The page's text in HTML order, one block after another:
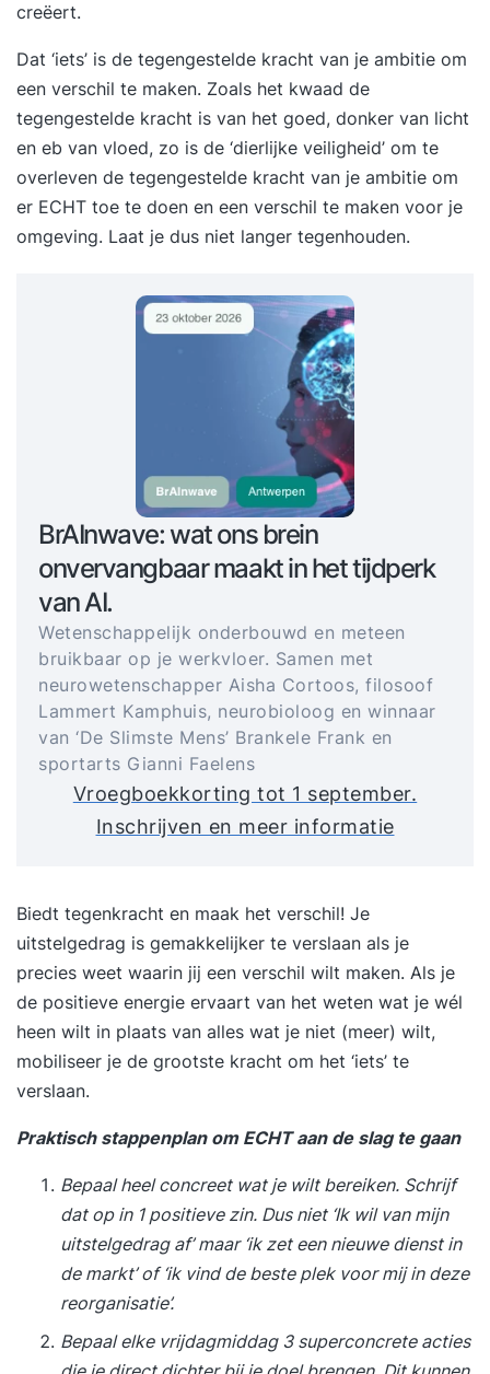
creëert.
Dat ‘iets’ is de tegengestelde kracht van je ambitie om
een verschil te maken. Zoals het kwaad de
tegengestelde kracht is van het goed, donker van licht
en eb van vloed, zo is de ‘dierlijke veiligheid’ om te
overleven de tegengestelde kracht van je ambitie om
er ECHT toe te doen en een verschil te maken voor je
omgeving. Laat je dus niet langer tegenhouden.
BrAInwave: wat ons brein
onvervangbaar maakt in het tijdperk
van AI.
Wetenschappelijk onderbouwd en meteen
bruikbaar op je werkvloer. Samen met
neurowetenschapper Aisha Cortoos, filosoof
Lammert Kamphuis, neurobioloog en winnaar
van ‘De Slimste Mens’ Brankele Frank en
sportarts Gianni Faelens
Vroegboekkorting tot 1 september.
Inschrijven en meer informatie
Biedt tegenkracht en maak het verschil! Je
uitstelgedrag is gemakkelijker te verslaan als je
precies weet waarin jij een verschil wilt maken. Als je
de positieve energie ervaart van het weten wat je wél
heen wilt in plaats van alles wat je niet (meer) wilt,
mobiliseer je de grootste kracht om het ‘iets’ te
verslaan.
Praktisch stappenplan om ECHT aan de slag te gaan
Bepaal heel concreet wat je wilt bereiken. Schrijf
dat op in 1 positieve zin. Dus niet ‘Ik wil van mijn
uitstelgedrag af’ maar ‘ik zet een nieuwe dienst in
de markt’ of ‘ik vind de beste plek voor mij in deze
reorganisatie’.
Bepaal elke vrijdagmiddag 3 superconcrete acties